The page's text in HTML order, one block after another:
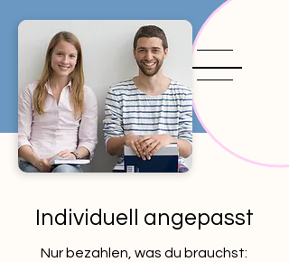
Individuell angepasst
Nur bezahlen, was du brauchst: